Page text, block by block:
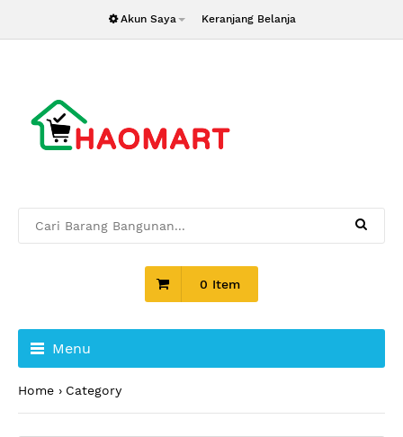
Akun Saya Keranjang Belanja
0 Item
Menu
Home Category